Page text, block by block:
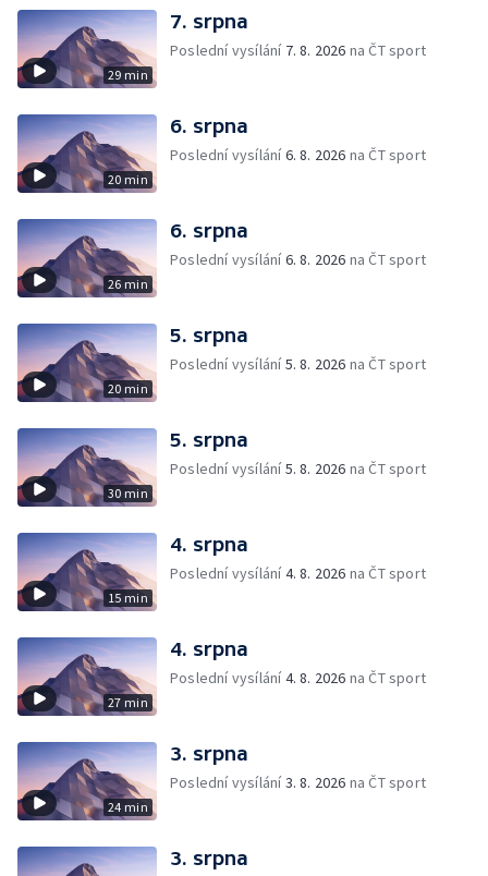
29 min
7. srpna
Poslední vysílání 7. 8. 2026 na ČT sport
20 min
6. srpna
Poslední vysílání6. 8. 2026 na ČT sport
26 min
6. srpna
Poslední vysílání6. 8. 2026 na ČT sport
20 min
5. srpna
Poslední vysílání5. 8. 2026 na ČT sport
30 min
5. srpna
Poslední vysílání5. 8. 2026 na ČT sport
15 min
4. srpna
Poslední vysílání4. 8. 2026 na ČT sport
27 min
4. srpna
Poslední vysílání4. 8. 2026 na ČT sport
24 min
3. srpna
Poslední vysílání3. 8. 2026 na ČT sport
3. srpna